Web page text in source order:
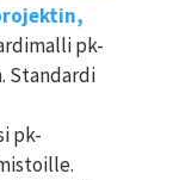
pk-
Standardi
pk-